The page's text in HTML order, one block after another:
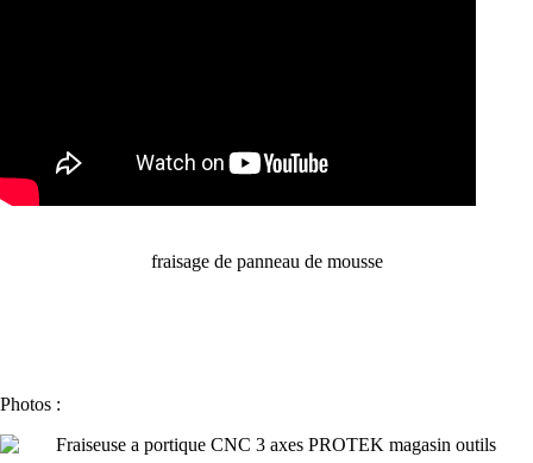
fraisage de panneau de mousse
Photos :